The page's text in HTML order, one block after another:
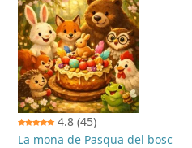
4.8 (45)
La mona de Pasqua del bosc